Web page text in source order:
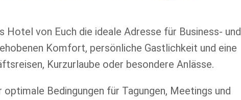
von Euch die ideale Adresse für Business- und
Komfort, persönliche Gastlichkeit und eine
Kurzurlaube oder besondere Anlässe.
Bedingungen für Tagungen, Meetings und